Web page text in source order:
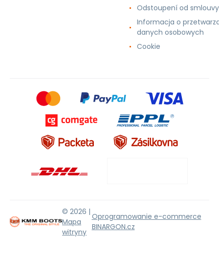
Odstoupení od smlouvy
Informacja o
danych osobowych
Cookie
© 2026 |
Mapa
witryny
Oprogramowanie e-commerce
BINARGON.cz